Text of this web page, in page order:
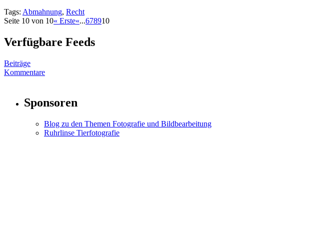
Tags: Abmahnung, Recht
Seite 10 von 10« Erste«...678910
Verfügbare Feeds
Beiträge
Kommentare
Sponsoren
Blog zu den Themen Fotografie und Bildbearbeitung
Ruhrlinse Tierfotografie